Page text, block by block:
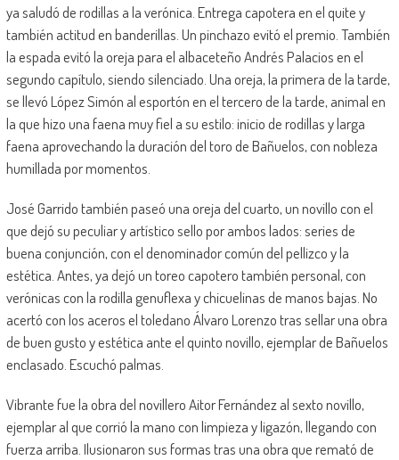
ya saludó de rodillas a la verónica. Entrega capotera en el quite y
también actitud en banderillas. Un pinchazo evitó el premio. También
la espada evitó la oreja para el albaceteño Andrés Palacios en el
segundo capítulo, siendo silenciado. Una oreja, la primera de la tarde,
se llevó López Simón al esportón en el tercero de la tarde, animal en
la que hizo una faena muy fiel a su estilo: inicio de rodillas y larga
faena aprovechando la duración del toro de Bañuelos, con nobleza
humillada por momentos.
José Garrido también paseó una oreja del cuarto, un novillo con el
que dejó su peculiar y artístico sello por ambos lados: series de
buena conjunción, con el denominador común del pellizco y la
estética. Antes, ya dejó un toreo capotero también personal, con
verónicas con la rodilla genuflexa y chicuelinas de manos bajas. No
acertó con los aceros el toledano Álvaro Lorenzo tras sellar una obra
de buen gusto y estética ante el quinto novillo, ejemplar de Bañuelos
enclasado. Escuchó palmas.
Vibrante fue la obra del novillero Aitor Fernández al sexto novillo,
ejemplar al que corrió la mano con limpieza y ligazón, llegando con
fuerza arriba. Ilusionaron sus formas tras una obra que remató de